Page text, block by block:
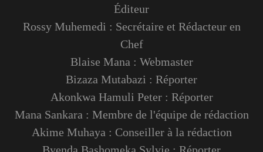
Éditeur
Rossy Muhemedi : Secrétaire et Rédacteur en
Chef
Blaise Mana : Webmaster
Bizaza Mutabazi : Réporter
Akonkwa Hamuli Peter : Réporter
Mana Sankara : Membre de l'équipe de rédaction
Akime Muhaya : Conseiller à la rédaction